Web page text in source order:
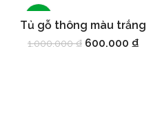
-40%
Thêm vào giỏ hàng
Tủ gỗ thông màu trắng
1.000.000₫ 600.000 ₫